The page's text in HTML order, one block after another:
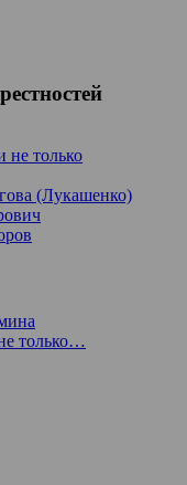
не только
(Лукашенко)
только…